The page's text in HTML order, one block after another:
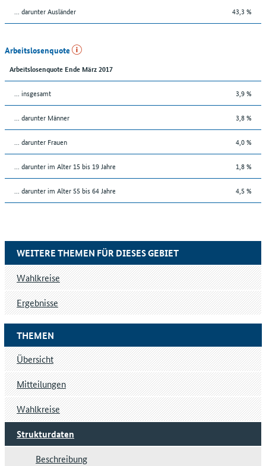
... darunter Ausländer 43,3 %
Arbeitslosenquote
Arbeitslosenquote Ende März 2017
... insgesamt 3,9 %
... darunter Männer 3,8 %
... darunter Frauen 4,0 %
... darunter im Alter 15 bis 19 Jahre 1,8 %
... darunter im Alter 55 bis 64 Jahre 4,5 %
THEMEN
Übersicht
Mitteilungen
Wahlkreise
Strukturdaten
Beschreibung
WEITERE THEMEN FÜR DIESES GEBIET
Wahlkreise
Ergebnisse